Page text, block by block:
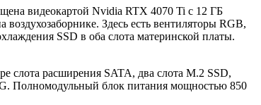
видеокартой Nvidia RTX 4070 Ti с 12 ГБ
Здесь есть вентиляторы RGB,
SSD в оба слота материнской платы.
слота расширения SATA, два слота M.2 SSD,
Полномодульный блок питания мощностью 850